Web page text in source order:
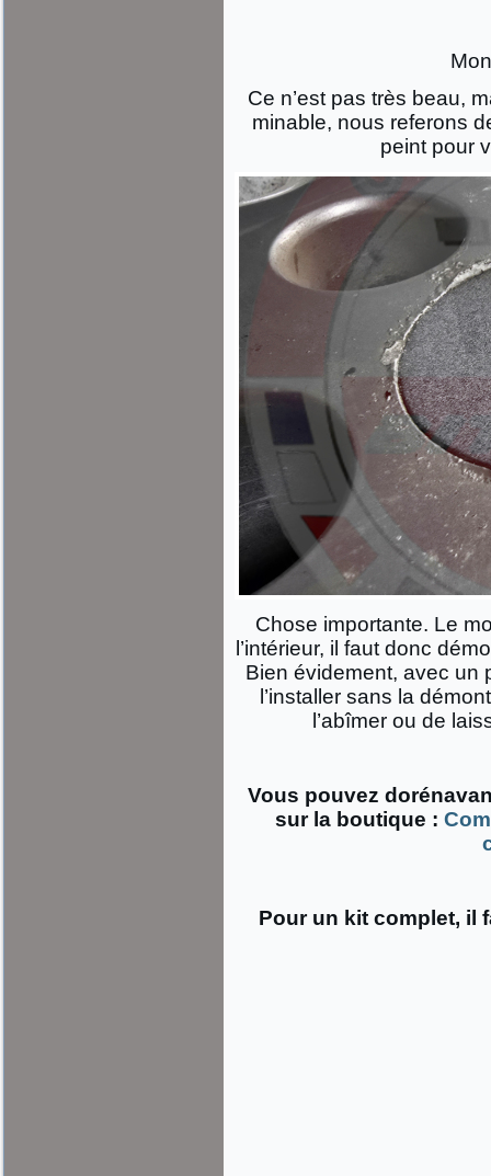
Ce n’est pas très beau,
minable, nous referons
peint pour
Chose importante. Le
l’intérieur, il faut donc
Bien évidement, avec un
l’installer sans la
l’abîmer ou de
Vous pouvez
sur la boutique :
Pour un kit complet, il